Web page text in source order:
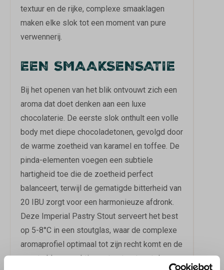
textuur en de rijke, complexe smaaklagen
maken elke slok tot een moment van pure
verwennerij.
EEN SMAAKSENSATIE
Bij het openen van het blik ontvouwt zich een
aroma dat doet denken aan een luxe
chocolaterie. De eerste slok onthult een volle
body met diepe chocoladetonen, gevolgd door
de warme zoetheid van karamel en toffee. De
pinda-elementen voegen een subtiele
hartigheid toe die de zoetheid perfect
balanceert, terwijl de gematigde bitterheid van
20 IBU zorgt voor een harmonieuze afdronk.
Deze Imperial Pastry Stout serveert het best
op 5-8°C in een stoutglas, waar de complexe
aromaprofiel optimaal tot zijn recht komt en de
zwarte kleur prachtig contrasteert met de